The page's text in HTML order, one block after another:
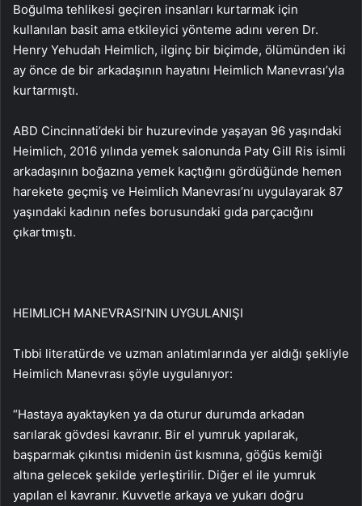
Boğulma tehlikesi geçiren insanları kurtarmak için
kullanılan basit ama etkileyici yönteme adını veren Dr.
Henry Yehudah Heimlich, ilginç bir biçimde, ölümünden iki
ay önce de bir arkadaşının hayatını Heimlich Manevrası’yla
kurtarmıştı.
ABD Cincinnati’deki bir huzurevinde yaşayan 96 yaşındaki
Heimlich, 2016 yılında yemek salonunda Paty Gill Ris isimli
arkadaşının boğazına yemek kaçtığını gördüğünde hemen
harekete geçmiş ve Heimlich Manevrası’nı uygulayarak 87
yaşındaki kadının nefes borusundaki gıda parçacığını
çıkartmıştı.
HEIMLICH MANEVRASI’NIN UYGULANIŞI
Tıbbi literatürde ve uzman anlatımlarında yer aldığı şekliyle
Heimlich Manevrası şöyle uygulanıyor:
“Hastaya ayaktayken ya da oturur durumda arkadan
sarılarak gövdesi kavranır. Bir el yumruk yapılarak,
başparmak çıkıntısı midenin üst kısmına, göğüs kemiği
altına gelecek şekilde yerleştirilir. Diğer el ile yumruk
yapılan el kavranır. Kuvvetle arkaya ve yukarı doğru